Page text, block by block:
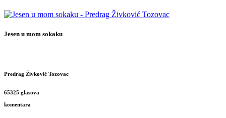
Jesen u mom sokaku
Predrag Živković Tozovac
65325 glasova
komentara